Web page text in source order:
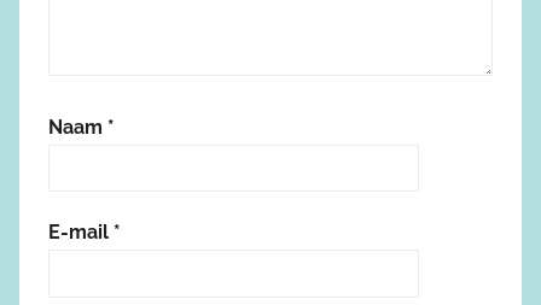
Naam *
E-mail *